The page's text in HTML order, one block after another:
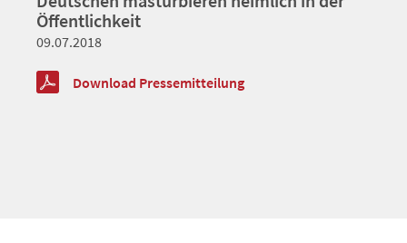
Öffentlichkeit
09.07.2018
Download Pressemitteilung